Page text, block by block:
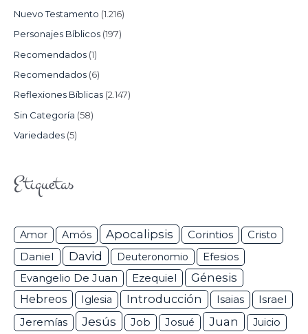
Nuevo Testamento (1.216)
Personajes Bíblicos (197)
Recomendados (1)
Recomendados (6)
Reflexiones Bíblicas (2.147)
Sin Categoría (58)
Variedades (5)
Etiquetas
Amor Amós Apocalipsis Corintios Cristo
Daniel David Deuteronomio Efesios
Evangelio De Juan Ezequiel
Génesis
Hebreos
Iglesia Introducción Isaias Israel
Jeremías Jesús Job Josué Juan
Juicio